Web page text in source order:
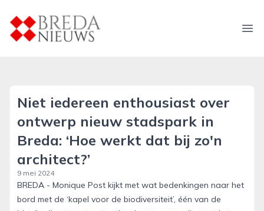
breda-nieuws.nl
Niet iedereen enthousiast over
ontwerp nieuw stadspark in
Breda: ‘Hoe werkt dat bij zo'n
architect?’
9 mei 2024
BREDA - Monique Post kijkt met wat bedenkingen naar het
bord met de ‘kapel voor de biodiversiteit’, één van de